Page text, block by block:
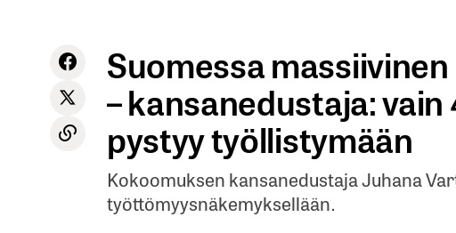
Suomessa
– kansanedustaja:
pystyy työllistymään
Kokoomuksen kansanedustaja Juhana
työttömyysnäkemyksellään.